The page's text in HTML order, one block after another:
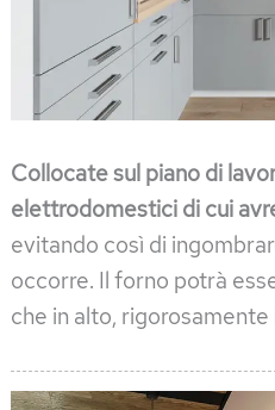
Collocate sul piano di
elettrodomestici di cui
evitando così di
occorre. Il forno potrà
che in alto,